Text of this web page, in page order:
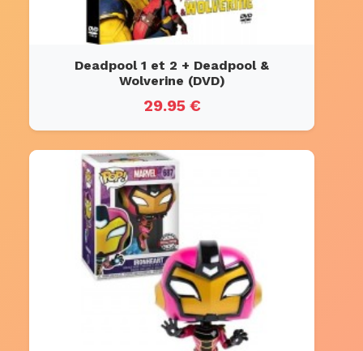
Deadpool 1 et 2 + Deadpool &
Wolverine (DVD)
29.95 €